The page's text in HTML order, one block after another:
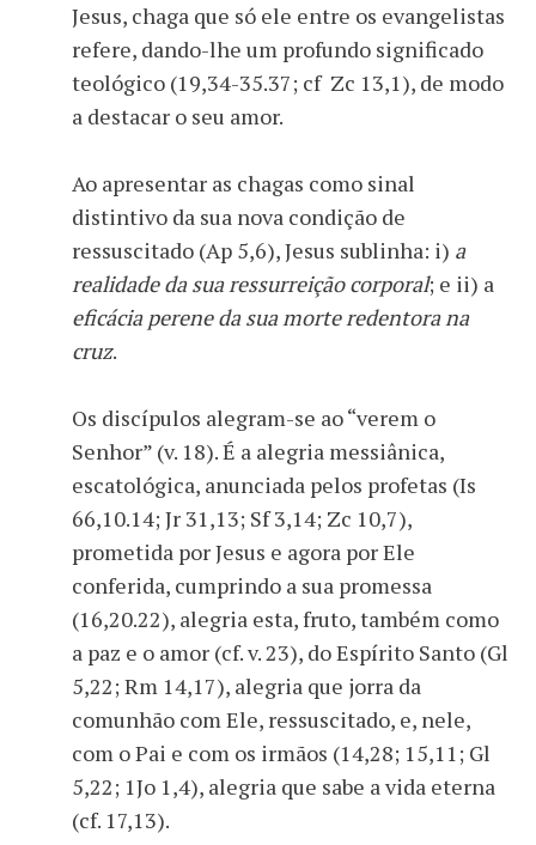
Jesus, chaga que só ele entre os evangelistas
refere, dando-lhe um profundo significado
teológico (19,34-35.37; cf Zc 13,1), de modo
a destacar o seu amor.
Ao apresentar as chagas como sinal
distintivo da sua nova condição de
ressuscitado (Ap 5,6), Jesus sublinha: i) a
realidade da sua ressurreição corporal; e ii) a
eficácia perene da sua morte redentora na
cruz.
Os discípulos alegram-se ao “verem o
Senhor” (v. 18). É a alegria messiânica,
escatológica, anunciada pelos profetas (Is
66,10.14; Jr 31,13; Sf 3,14; Zc 10,7),
prometida por Jesus e agora por Ele
conferida, cumprindo a sua promessa
(16,20.22), alegria esta, fruto, também como
a paz e o amor (cf. v. 23), do Espírito Santo (Gl
5,22; Rm 14,17), alegria que jorra da
comunhão com Ele, ressuscitado, e, nele,
com o Pai e com os irmãos (14,28; 15,11; Gl
5,22; 1Jo 1,4), alegria que sabe a vida eterna
(cf. 17,13).